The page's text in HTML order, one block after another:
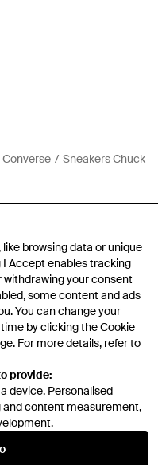
browsing data or unique
I Accept enables tracking
your consent
some content and ads
You can change your
by clicking the Cookie
For more details, refer to
provide:
device. Personalised
content measurement,
Sneakers Chuck